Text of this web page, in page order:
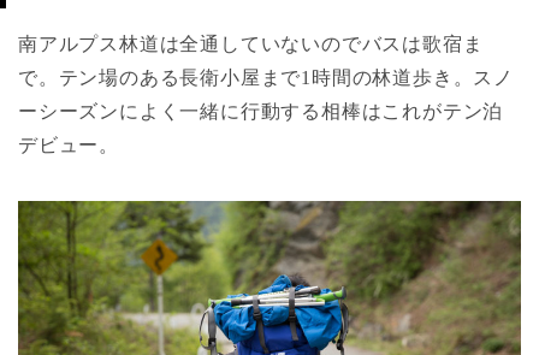
南アルプス林道は全通していないのでバスは歌宿ま
で。テン場のある長衛小屋まで1時間の林道歩き。スノ
ーシーズンによく一緒に行動する相棒はこれがテン泊
デビュー。